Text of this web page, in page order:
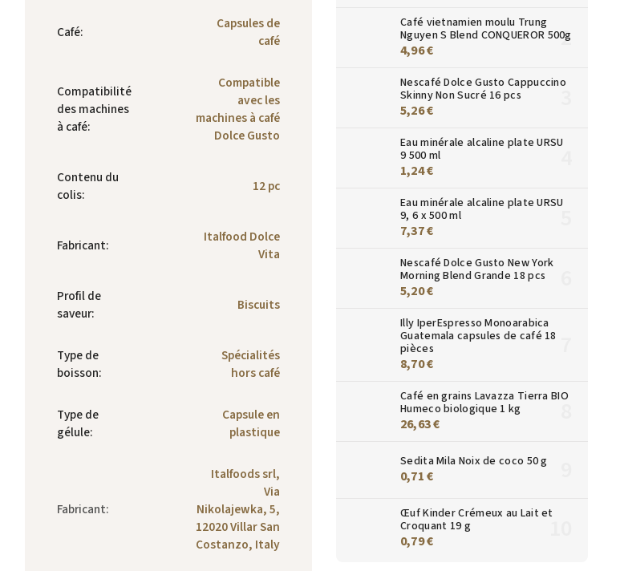
Café vietnamien moulu Trung
Nguyen S Blend CONQUEROR 500g
4,96 €
Nescafé Dolce Gusto Cappuccino
Skinny Non Sucré 16 pcs
5,26 €
Eau minérale alcaline plate URSU
9 500 ml
1,24 €
Eau minérale alcaline plate URSU
9, 6 x 500 ml
7,37 €
Nescafé Dolce Gusto New York
Morning Blend Grande 18 pcs
5,20 €
Illy IperEspresso Monoarabica
Guatemala capsules de café 18
pièces
8,70 €
Café en grains Lavazza Tierra BIO
Humeco biologique 1 kg
26,63 €
Sedita Mila Noix de coco 50 g
0,71 €
Œuf Kinder Crémeux au Lait et
Croquant 19 g
0,79 €
Café:
Capsules de
café
Compatibilité
des machines
à café:
Compatible
avec les
machines à café
Dolce Gusto
Contenu du
colis: 12 pc
Fabricant:
Italfood Dolce
Vita
Profil de
saveur: Biscuits
Type de
boisson:
Spécialités
hors café
Type de
gélule:
Capsule en
plastique
Fabricant:
Italfoods srl,
Via
Nikolajewka, 5,
12020 Villar San
Costanzo, Italy